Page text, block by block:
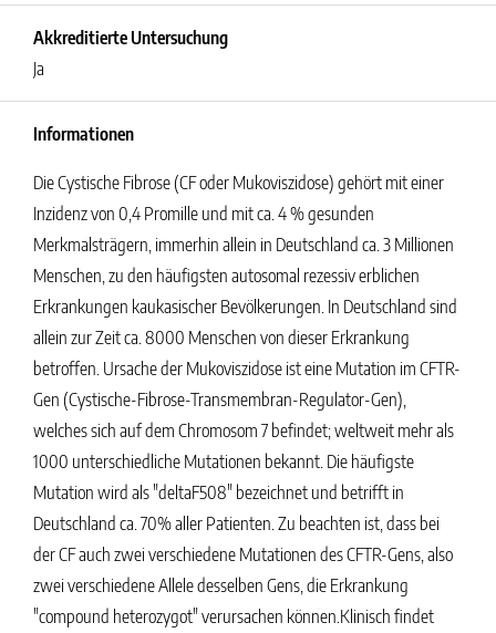
Akkreditierte Untersuchung
Ja
Informationen
Die Cystische Fibrose (CF oder Mukoviszidose) gehört mit einer
Inzidenz von 0,4 Promille und mit ca. 4 % gesunden
Merkmalsträgern, immerhin allein in Deutschland ca. 3 Millionen
Menschen, zu den häufigsten autosomal rezessiv erblichen
Erkrankungen kaukasischer Bevölkerungen. In Deutschland sind
allein zur Zeit ca. 8000 Menschen von dieser Erkrankung
betroffen. Ursache der Mukoviszidose ist eine Mutation im CFTR-
Gen (Cystische-Fibrose-Transmembran-Regulator-Gen),
welches sich auf dem Chromosom 7 befindet; weltweit mehr als
1000 unterschiedliche Mutationen bekannt. Die häufigste
Mutation wird als "deltaF508" bezeichnet und betrifft in
Deutschland ca. 70% aller Patienten. Zu beachten ist, dass bei
der CF auch zwei verschiedene Mutationen des CFTR-Gens, also
zwei verschiedene Allele desselben Gens, die Erkrankung
"compound heterozygot" verursachen können.Klinisch findet